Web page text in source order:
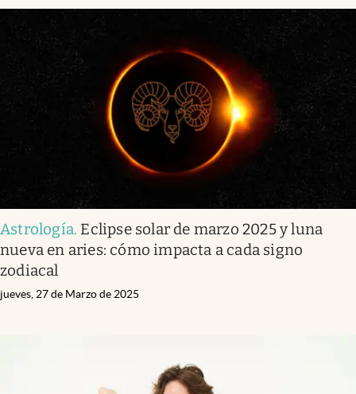
Astrología. Eclipse solar de marzo 2025 y luna
nueva en aries: cómo impacta a cada signo
zodiacal
jueves, 27 de Marzo de 2025